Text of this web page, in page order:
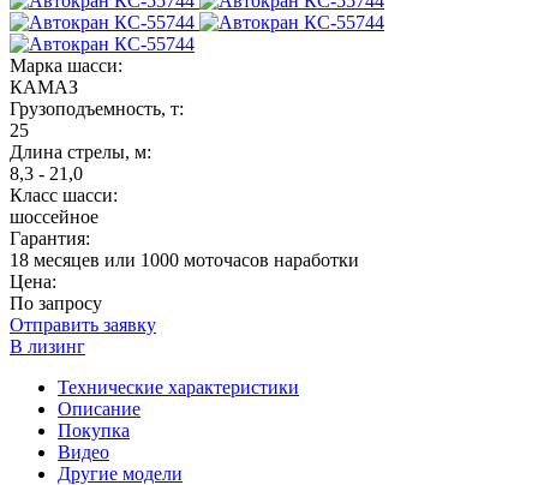
Марка шасси:
КАМАЗ
Грузоподъемность, т:
25
Длина стрелы, м:
8,3 - 21,0
Класс шасси:
шоссейное
Гарантия:
18 месяцев или 1000 моточасов наработки
Цена:
По запросу
Отправить заявку
В лизинг
Технические характеристики
Описание
Покупка
Видео
Другие модели